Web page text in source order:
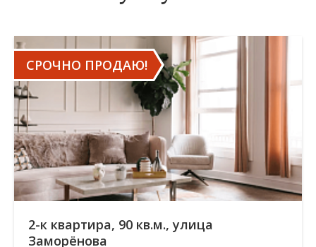
СРОЧНО ПРОДАЮ!
2-к квартира, 90 кв.м., улица
Заморёнова